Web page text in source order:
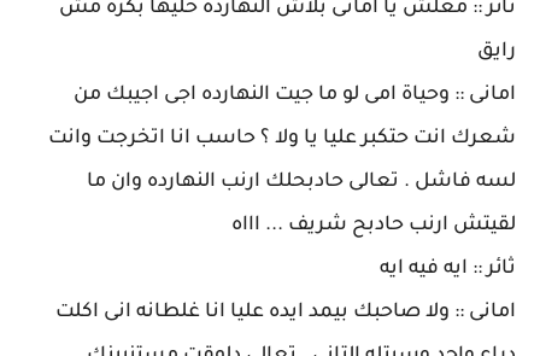
ثائر :: معلش يا امانى بلاش النهارده خليها بكره مش
رايق
امانى :: وحياة امى لو ما جيت النهارده اجى اجيبك من
شعرك انت حتكبر عليا يا ولا ؟ حاسب انا اتخرجت وانت
لسه فاشل . تعالى حادبحلك ارنب النهارده وان ما
لقيتش ارنب حادبح شريف ... اااه
ثائر :: ايه فيه ايه
امانى :: ولا صاحبك بيمد ايده عليا انا غلطانه انى اكلت